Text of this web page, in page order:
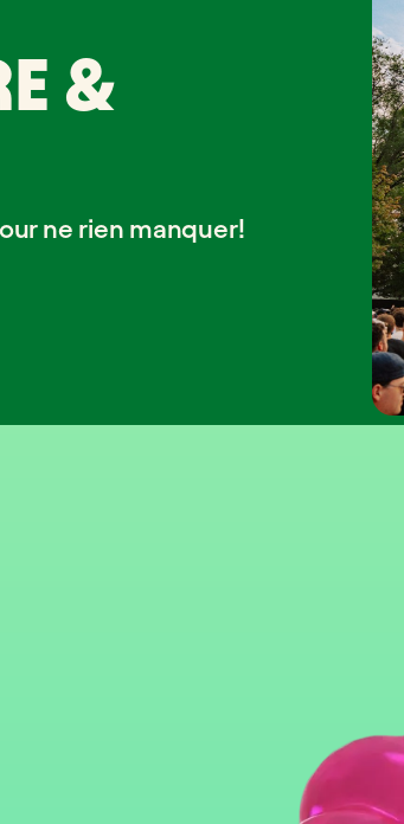
&
ne rien manquer!